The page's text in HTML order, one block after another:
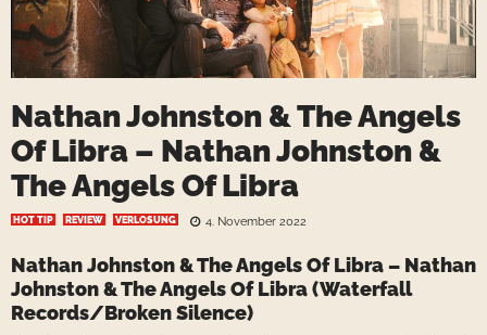
Nathan Johnston & The Angels
Of Libra – Nathan Johnston &
The Angels Of Libra
HOT TIP REVIEW VERLOSUNG 4. November 2022
Nathan Johnston & The Angels Of Libra – Nathan
Johnston & The Angels Of Libra (Waterfall
Records/Broken Silence)